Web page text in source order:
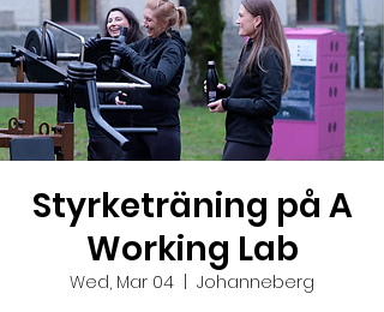
Styrketräning på A
Working Lab
Wed, Mar 04
Johanneberg